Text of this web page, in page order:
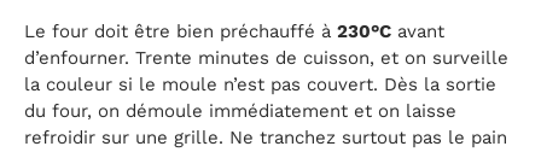
Le four doit être bien préchauffé à 230°C avant
d’enfourner. Trente minutes de cuisson, et on surveille
la couleur si le moule n’est pas couvert. Dès la sortie
du four, on démoule immédiatement et on laisse
refroidir sur une grille. Ne tranchez surtout pas le pain